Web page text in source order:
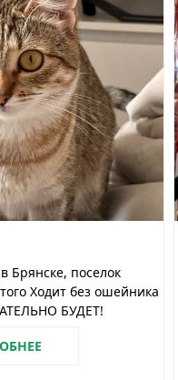
Брянске, поселок
Ходит без ошейника
БУДЕТ!